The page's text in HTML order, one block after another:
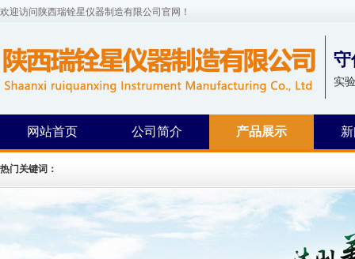
欢迎访问陕西瑞铨星仪器制造有限公司官网！
守
实
网站首页 公司简介 产品展示
热门关键词：